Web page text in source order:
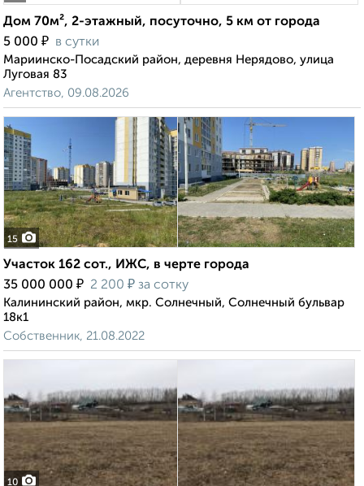
Дом 70м², 2-этажный, посуточно, 5 км от города
5 000 ₽ в сутки
Мариинско-Посадский район, деревня Нерядово, улица
Луговая 83
Агентство, 09.08.2026
15
Участок 162 сот., ИЖС, в черте города
35 000 000 ₽ 2 200 ₽ за сотку
Калининский район, мкр. Солнечный, Солнечный бульвар
18к1
Собственник, 21.08.2022
10